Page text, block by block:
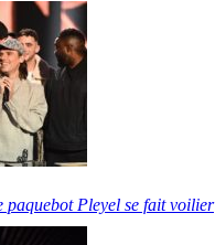
paquebot Pleyel se fait voilier